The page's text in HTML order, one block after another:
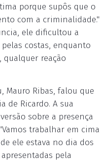
porque supôs que o
com a criminalidade."
ele dificultou a
costas, enquanto
reação
Mauro Ribas, falou que
de Ricardo. A sua
sobre a presença
trabalhar em cima
ele estava no dia dos
pela